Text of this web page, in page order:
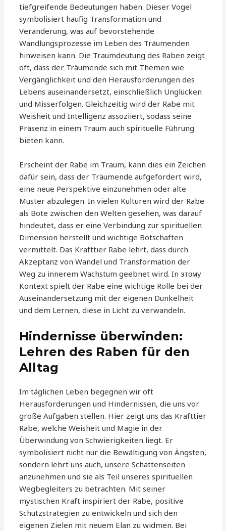
tiefgreifende Bedeutungen haben. Dieser Vogel
symbolisiert häufig Transformation und
Veränderung, was auf bevorstehende
Wandlungsprozesse im Leben des Träumenden
hinweisen kann. Die Traumdeutung des Raben zeigt
oft, dass der Träumende sich mit Themen wie
Vergänglichkeit und den Herausforderungen des
Lebens auseinandersetzt, einschließlich Unglücken
und Misserfolgen. Gleichzeitig wird der Rabe mit
Weisheit und Intelligenz assoziiert, sodass seine
Präsenz in einem Traum auch spirituelle Führung
bieten kann.
Erscheint der Rabe im Traum, kann dies ein Zeichen
dafür sein, dass der Träumende aufgefordert wird,
eine neue Perspektive einzunehmen oder alte
Muster abzulegen. In vielen Kulturen wird der Rabe
als Bote zwischen den Welten gesehen, was darauf
hindeutet, dass er eine Verbindung zur spirituellen
Dimension herstellt und wichtige Botschaften
vermittelt. Das Krafttier Rabe lehrt, dass durch
Akzeptanz von Wandel und Transformation der
Weg zu innerem Wachstum geebnet wird. In этому
Kontext spielt der Rabe eine wichtige Rolle bei der
Auseinandersetzung mit der eigenen Dunkelheit
und dem Lernen, diese in Licht zu verwandeln.
Hindernisse überwinden:
Lehren des Raben für den
Alltag
Im täglichen Leben begegnen wir oft
Herausforderungen und Hindernissen, die uns vor
große Aufgaben stellen. Hier zeigt uns das Krafttier
Rabe, welche Weisheit und Magie in der
Überwindung von Schwierigkeiten liegt. Er
symbolisiert nicht nur die Bewältigung von Ängsten,
sondern lehrt uns auch, unsere Schattenseiten
anzunehmen und sie als Teil unseres spirituellen
Wegbegleiters zu betrachten. Mit seiner
mystischen Kraft inspiriert der Rabe, positive
Schutzstrategien zu entwickeln und sich den
eigenen Zielen mit neuem Elan zu widmen. Bei